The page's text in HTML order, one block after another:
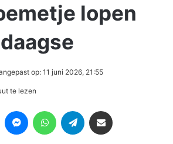
lopen
op: 11 juni 2026, 21:55
te lezen